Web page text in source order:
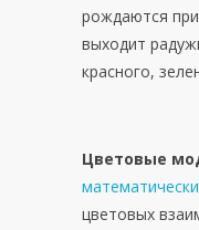
рождаются
выходит
красного,
Цветовые
цветовых